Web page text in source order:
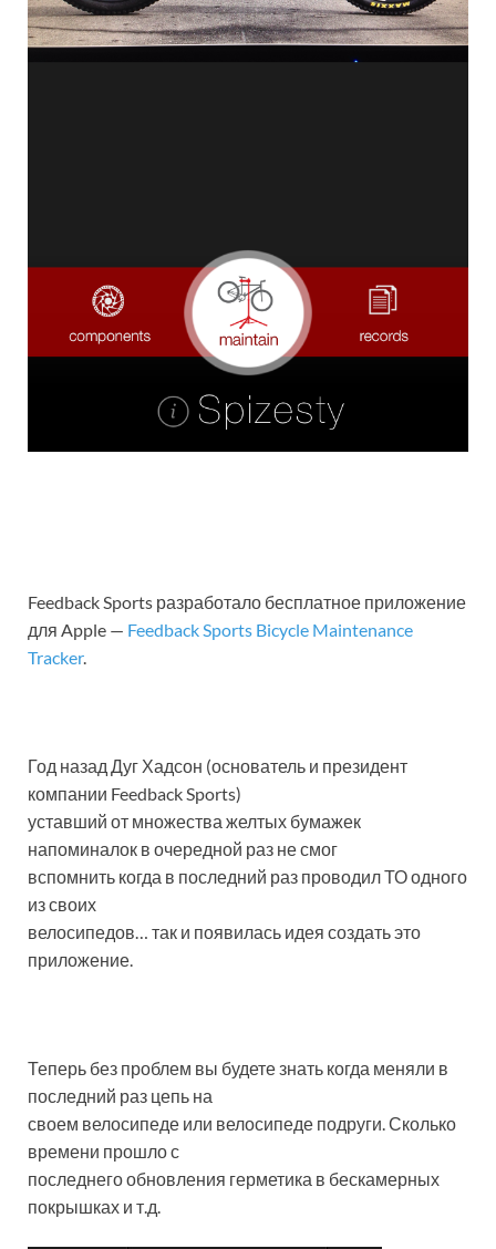
Feedback Sports разработало бесплатное приложение
для Apple — Feedback Sports Bicycle Maintenance
Tracker.
Год назад Дуг Хадсон (основатель и президент
компании Feedback Sports)
уставший от множества желтых бумажек
напоминалок в очередной раз не смог
вспомнить когда в последний раз проводил ТО одного
из своих
велосипедов… так и появилась идея создать это
приложение.
Теперь без проблем вы будете знать когда меняли в
последний раз цепь на
своем велосипеде или велосипеде подруги. Сколько
времени прошло с
последнего обновления герметика в бескамерных
покрышках и т.д.